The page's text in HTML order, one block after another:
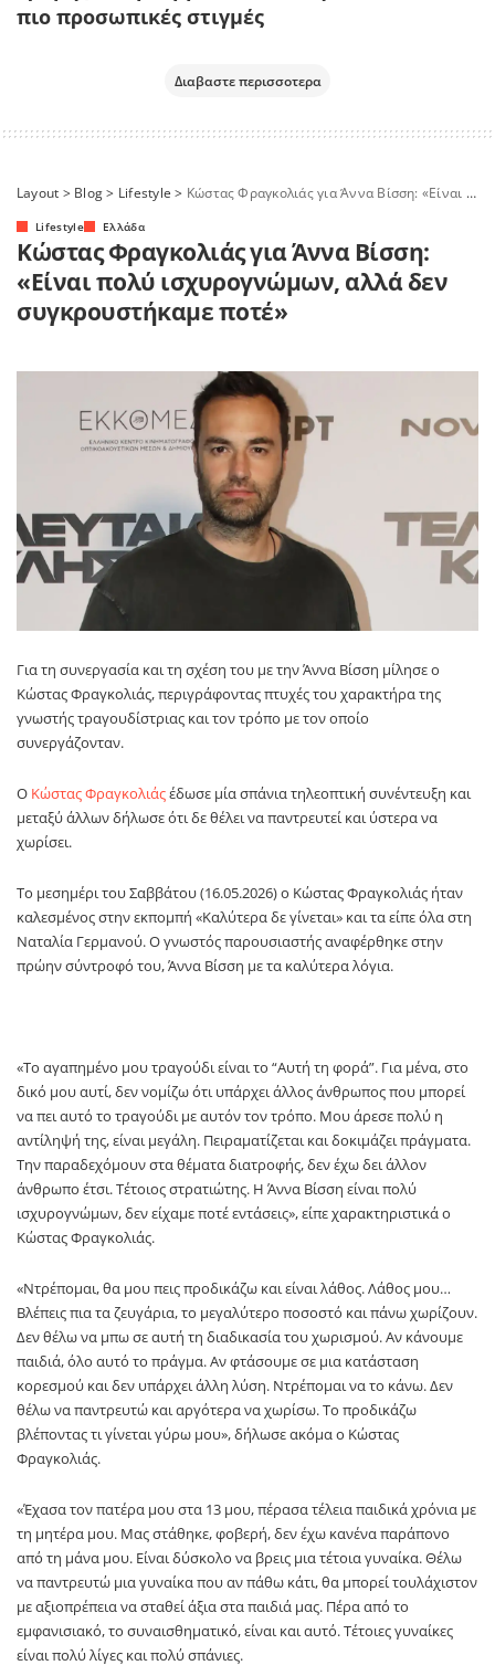
πιο προσωπικές στιγμές
Διαβαστε περισσοτερα
Layout > Blog> Lifestyle > Κώστας Φραγκολιάς για Άννα Βίσση: «Είναι πολύ ισχυρογνώμων, αλλά δεν συγκρουστήκαμε ποτέ»
Lifestyle Ελλάδα
Κώστας Φραγκολιάς για Άννα Βίσση:
«Είναι πολύ ισχυρογνώμων, αλλά δεν
συγκρουστήκαμε ποτέ»
Για τη συνεργασία και τη σχέση του με τηνΆννα Βίσση μίλησε ο
Κώστας Φραγκολιάς, περιγράφοντας πτυχές του χαρακτήρα της
γνωστής τραγουδίστριας και τον τρόπο με τον οποίο
συνεργάζονταν.
Ο Κώστας Φραγκολιάςέδωσε μία σπάνια τηλεοπτική συνέντευξη και
μεταξύ άλλων δήλωσε ότι δε θέλει να παντρευτεί και ύστερα να
χωρίσει.
Το μεσημέρι του Σαββάτου (16.05.2026) ο Κώστας Φραγκολιάς ήταν
καλεσμένος στην εκπομπή «Καλύτερα δε γίνεται» και τα είπε όλα στη
Ναταλία Γερμανού. Ο γνωστός παρουσιαστής αναφέρθηκε στην
πρώην σύντροφό του, Άννα Βίσση με τα καλύτερα λόγια.
«Το αγαπημένο μου τραγούδι είναι το “Αυτή τη φορά”. Για μένα, στο
δικό μου αυτί, δεν νομίζω ότι υπάρχει άλλος άνθρωπος που μπορεί
να πει αυτό το τραγούδι με αυτόν τον τρόπο. Μου άρεσε πολύ η
αντίληψή της, είναι μεγάλη. Πειραματίζεται και δοκιμάζει πράγματα.
Την παραδεχόμουν στα θέματα διατροφής, δεν έχω δει άλλον
άνθρωπο έτσι. Τέτοιος στρατιώτης. Η Άννα Βίσση είναι πολύ
ισχυρογνώμων, δεν είχαμε ποτέ εντάσεις», είπε χαρακτηριστικά ο
Κώστας Φραγκολιάς.
«Ντρέπομαι, θα μου πεις προδικάζω και είναι λάθος. Λάθος μου…
Βλέπεις πια τα ζευγάρια, το μεγαλύτερο ποσοστό και πάνω χωρίζουν.
Δεν θέλω να μπω σε αυτή τη διαδικασία του χωρισμού. Αν κάνουμε
παιδιά, όλο αυτό το πράγμα. Αν φτάσουμε σε μια κατάσταση
κορεσμού και δεν υπάρχει άλλη λύση. Ντρέπομαι να το κάνω. Δεν
θέλω να παντρευτώ και αργότερα να χωρίσω. Το προδικάζω
βλέποντας τι γίνεται γύρω μου», δήλωσε ακόμα ο Κώστας
Φραγκολιάς.
«Έχασα τον πατέρα μου στα 13 μου, πέρασα τέλεια παιδικά χρόνια με
τη μητέρα μου. Μας στάθηκε, φοβερή, δεν έχω κανένα παράπονο
από τη μάνα μου. Είναι δύσκολο να βρεις μια τέτοια γυναίκα. Θέλω
να παντρευτώ μια γυναίκα που αν πάθω κάτι, θα μπορεί τουλάχιστον
με αξιοπρέπεια να σταθεί άξια στα παιδιά μας. Πέρα από το
εμφανισιακό, το συναισθηματικό, είναι και αυτό. Τέτοιες γυναίκες
είναι πολύ λίγες και πολύ σπάνιες.